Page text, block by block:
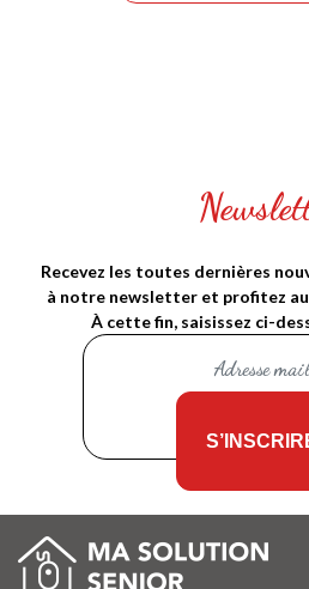
Recevez les toutes dernières
à notre newsletter et profitez
À cette fin, saisissez ci-